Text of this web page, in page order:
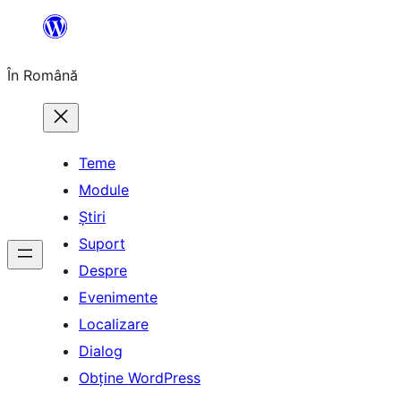
conținut
În Română
Teme
Module
Știri
Suport
Despre
Evenimente
Localizare
Dialog
Obține WordPress